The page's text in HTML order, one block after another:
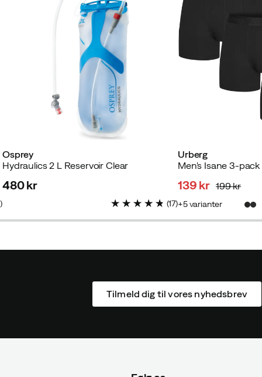
)
Osprey
Hydraulics 2 L Reservoir Clear
480 kr
(17)
Urberg
price
139 kr
price
199 kr
5 varianter
Tilmeld dig til vores nyhedsbrev